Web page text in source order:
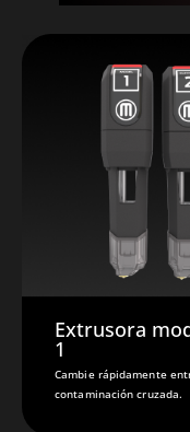
Extrusora
1
Cambie rápidamente
contaminación cruzada.